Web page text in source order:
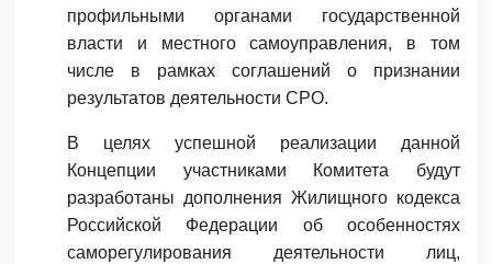
профильными органами государственной
власти и местного самоуправления, в том
числе в рамках соглашений о признании
результатов деятельности СРО.
В целях успешной реализации данной
Концепции участниками Комитета будут
разработаны дополнения Жилищного кодекса
Российской Федерации об особенностях
саморегулирования деятельности лиц,